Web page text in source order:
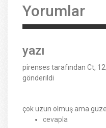
Yorumlar
yazı
pirenses tarafından Ct,
gönderildi
çok uzun olmuş ama güzel
cevapla